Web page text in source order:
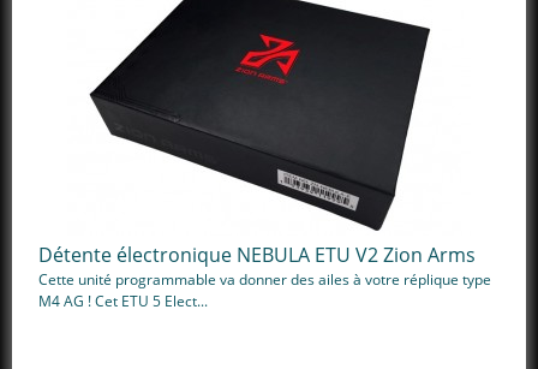
Détente électronique NEBULA ETU V2 Zion Arms
Cette unité programmable va donner des ailes à votre réplique type
M4 AG ! Cet ETU 5 Elect...